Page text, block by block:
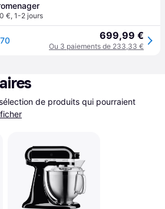
€, 1-2 jours
699,99 €
Ou 3 paiements de 233,33 €
de produits qui pourraient